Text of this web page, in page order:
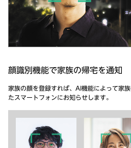
顔識別機能で家族の帰宅を通知
家族の顔を登録すれば、AI機能によって家
たスマートフォンにお知らせします。